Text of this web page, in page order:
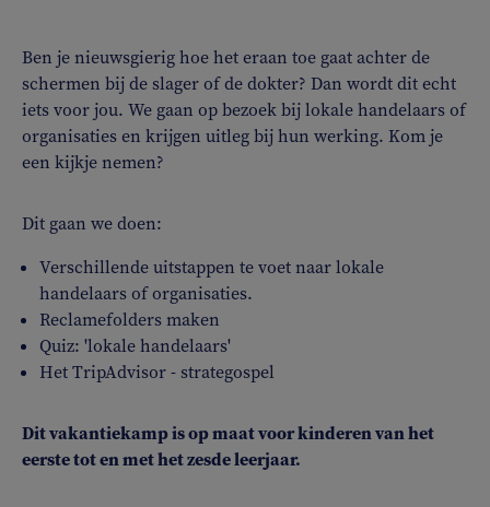
Ben je nieuwsgierig hoe het eraan toe gaat achter de
schermen bij de slager of de dokter? Dan wordt dit echt
iets voor jou. We gaan op bezoek bij lokale handelaars of
organisaties en krijgen uitleg bij hun werking. Kom je
een kijkje nemen?
Dit gaan we doen:
Verschillende uitstappen te voet naar lokale
handelaars of organisaties.
Reclamefolders maken
Quiz: 'lokale handelaars'
Het TripAdvisor - strategospel
Dit vakantiekamp is op maat voor kinderen van het
eerste tot en met het zesde leerjaar.